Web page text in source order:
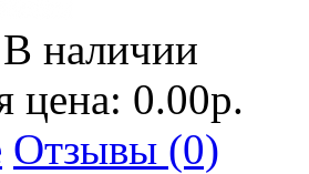
В наличии
цена: 0.00р.
Отзывы (0)